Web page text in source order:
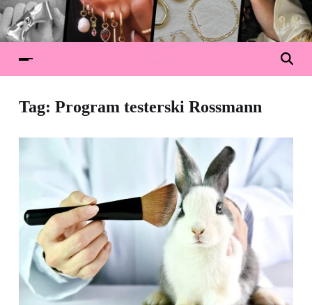
Tag: Program testerski Rossmann